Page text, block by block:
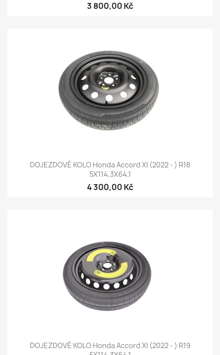
3 800,00 Kč
DOJEZDOVÉ KOLO Honda Accord XI (2022 - ) R18
5X114,3X64,1
4 300,00 Kč
DOJEZDOVÉ KOLO Honda Accord XI (2022 - ) R19